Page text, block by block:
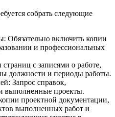
собрать следующие
Обязательно включить копии
и профессиональных
с записями о работе,
должности и периоды работы.
Запрос справок,
выполненные проекты.
проектной документации,
выполненных работ и